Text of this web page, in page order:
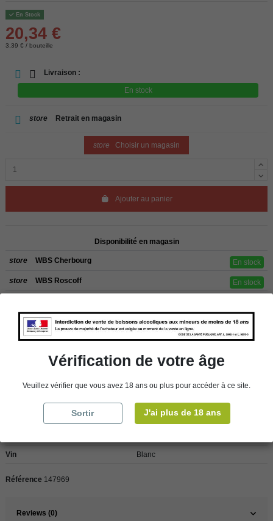
En Stock
20,34 €
3,39 € / bouteille
Livraison :
En stock
store Retrait en magasin
store Choisir un magasin
Ajouter au panier
Disponibilité en magasin
store WBS Cherbourg En stock
store WBS Roscoff En stock
Les commandes sont uniquement livrées en France métropolitaine. Pour les
clients de l’étranger, retrait sur place dans nos magasins de ROSCOFF ou
CHERBOURG.
Vin Blanc
Référence 147969
Reviews (0)
Vérification de votre âge
Veuillez vérifier que vous avez 18 ans ou plus pour accéder à ce site.
Sortir J'ai plus de 18 ans